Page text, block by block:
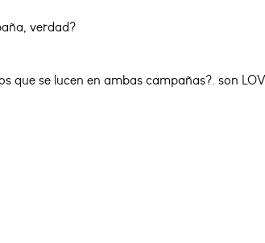
verdad?
que se lucen en ambas campañas?. son